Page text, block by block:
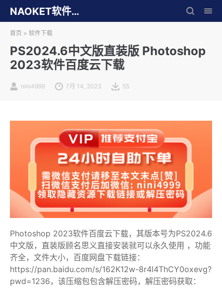
NAOKET软件库
首页 > 软件下载
PS2024.6中文版直装版 Photoshop
2023软件百度云下载
nini4999 7月 14, 2023 55
Photoshop 2023软件百度云下载，其版本号为PS2024.6
中文版，直装版顾名思义直接安装就可以永久使用 ，功能
齐全，文件大小，百度网盘下载链接：
https://pan.baidu.com/s/162K12w-8r4l4ThCY0oxevg?
pwd=1236，该压缩包包含解压密码，解压密码获取：